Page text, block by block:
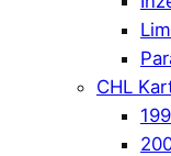
CHL